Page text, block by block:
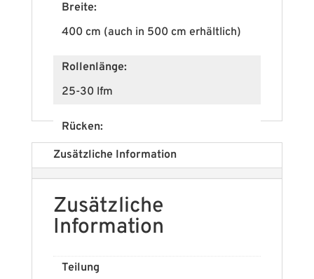
Breite:
400 cm (auch in 500 cm erhältlich)
Rollenlänge:
25-30 lfm
Rücken:
Textilrücken
Cfl-s1
100% PES
Zusätzliche Information
Zusätzliche
Information
Teilung